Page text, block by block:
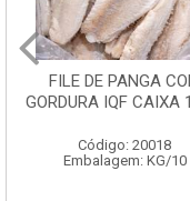
FILE DE PANGA
GORDURA IQF CAIXA
Código: 20018
Embalagem: KG/10